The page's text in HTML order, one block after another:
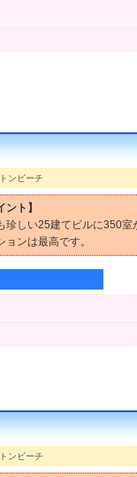
ンビーチ
ント】
珍しい25建てビルに350
ョンは最高です。
ンビーチ